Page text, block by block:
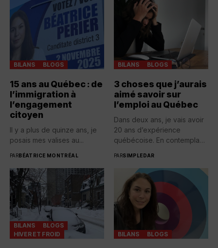
BILANS BLOGS
15 ans au Québec : de
l’immigration à
l’engagement
citoyen
Il y a plus de quinze ans, je
posais mes valises au...
PARBÉATRICE MONTRÉAL
BILANS BLOGS
3 choses que j’aurais
aimé savoir sur
l’emploi au Québec
Dans deux ans, je vais avoir
20 ans d’expérience
québécoise. En contemplant
PARSIMPLEDAR
BILANS
BLOGS
HIVER ET FROID
BILANS BLOGS